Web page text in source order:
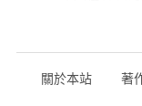
關於本站 著